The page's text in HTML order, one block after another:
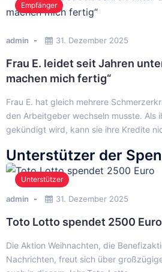
Empfänger
admin 31. Dezember 2025
Frau E. leidet seit Jahren
machen mich fertig“
Frau E. hat gleich mehrere
den Arbeitgeber wechseln musste. Als
gekündigt wird, kann sie ihre Kredite
Unterstützer der
Unterstützer
admin 31. Dezember 2025
Toto Lotto spendet 2500 Euro
Die Aktion Weihnachten, die
Nachrichten, freut sich über